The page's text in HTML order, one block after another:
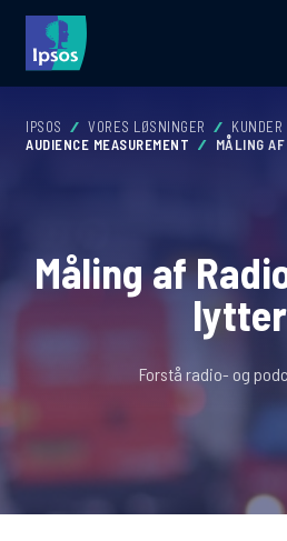
IPSOS VORES LØSNINGER
AUDIENCE MEASUREMENT
MÅLING
Måling af
Forstå radio- og